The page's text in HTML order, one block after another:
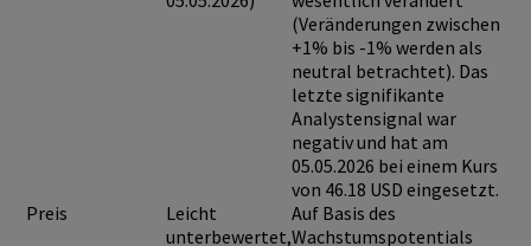
(Veränderungen zwischen
+1% bis -1% werden als
neutral betrachtet). Das
letzte signifikante
Analystensignal war
negativ und hat am
05.05.2026 bei einem Kurs
von 46.18 USD eingesetzt.
Preis
Leicht
unterbewertet,
Auf Basis des
Wachstumspotentials